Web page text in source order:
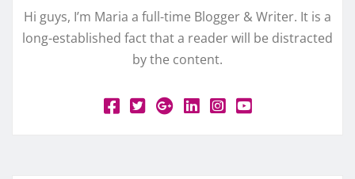
Hi guys, I’m Maria a full-time Blogger & Writer. It is a
long-established fact that a reader will be distracted
by the content.